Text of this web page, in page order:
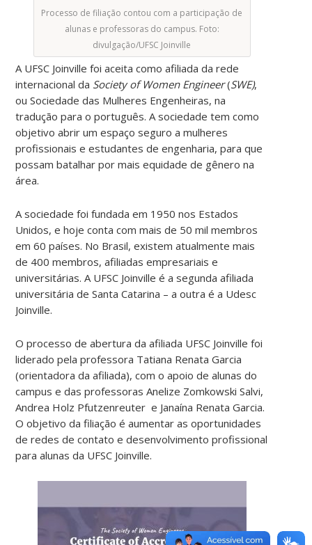
Processo de filiação contou com a participação de
alunas e professoras do campus. Foto:
divulgação/UFSC Joinville
A UFSC Joinville foi aceita como afiliada da rede
internacional da Society of Women Engineer(SWE),
ou Sociedade das Mulheres Engenheiras, na
tradução para o português. A sociedade tem como
objetivo abrir um espaço seguro a mulheres
profissionais e estudantes de engenharia, para que
possam batalhar por mais equidade de gênero na
área.
A sociedade foi fundada em 1950 nos Estados
Unidos, e hoje conta com mais de 50 mil membros
em 60 países. No Brasil, existem atualmente mais
de 400 membros, afiliadas empresariais e
universitárias. A UFSC Joinville é a segunda afiliada
universitária de Santa Catarina –a outra é a Udesc
Joinville.
O processo de abertura da afiliada UFSC Joinville foi
liderado pela professora Tatiana Renata Garcia
(orientadora da afiliada), com o apoio de alunas do
campus e das professoras Anelize Zomkowski Salvi,
Andrea Holz Pfutzenreuter e Janaína Renata Garcia.
O objetivo da filiação é aumentar as oportunidades
de redes de contato e desenvolvimento profissional
para alunas da UFSC Joinville.